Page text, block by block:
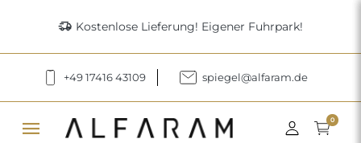
delivery_truck_speed Kostenlose Lieferung! Eigener Fuhrpark!
+49 17416 43109 spiegel@alfaram.de
menu 0